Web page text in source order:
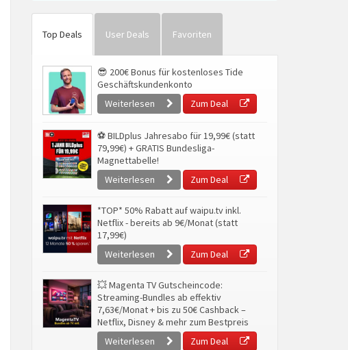
Top Deals User Deals Favoriten
😎 200€ Bonus für kostenloses Tide
Geschäftskundenkonto
Weiterlesen
Zum Deal
⚽ BILDplus Jahresabo für 19,99€ (statt
79,99€) + GRATIS Bundesliga-
Magnettabelle!
Weiterlesen
Zum Deal
*TOP* 50% Rabatt auf waipu.tv inkl.
Netflix - bereits ab 9€/Monat (statt
17,99€)
Weiterlesen
Zum Deal
💥 Magenta TV Gutscheincode:
Streaming-Bundles ab effektiv
7,63€/Monat + bis zu 50€ Cashback –
Netflix, Disney & mehr zum Bestpreis
Weiterlesen
Zum Deal